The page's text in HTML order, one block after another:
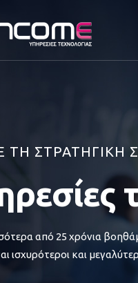
ΤΗ ΣΤΡΑΤΗΓΙΚΗ
από 25 χρόνια
ισχυρότεροι και